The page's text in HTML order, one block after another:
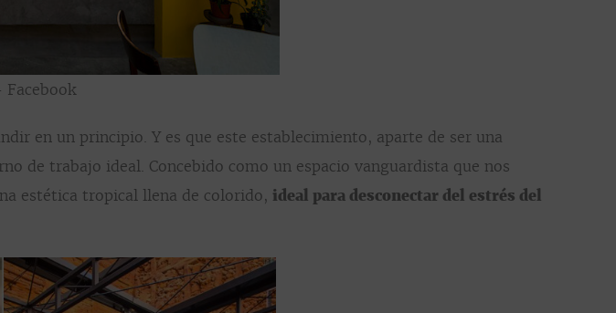
Facebook
en un principio. Y es que este establecimiento, aparte de ser una
de trabajo ideal. Concebido como un espacio vanguardista que nos
estética tropical llena de colorido, ideal para desconectar del estrés del